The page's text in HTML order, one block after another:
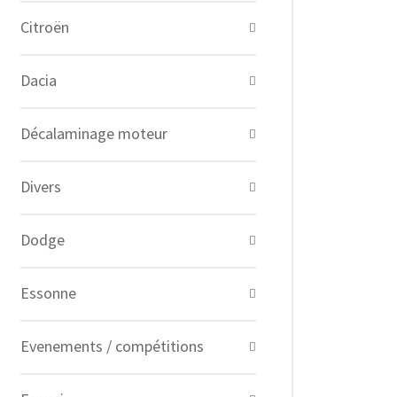
Citroën
Dacia
Décalaminage moteur
Divers
Dodge
Essonne
Evenements / compétitions